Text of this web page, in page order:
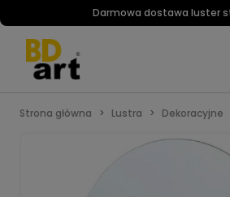
Darmowa dostawa luster
Strona główna Lustra Dekoracyjne